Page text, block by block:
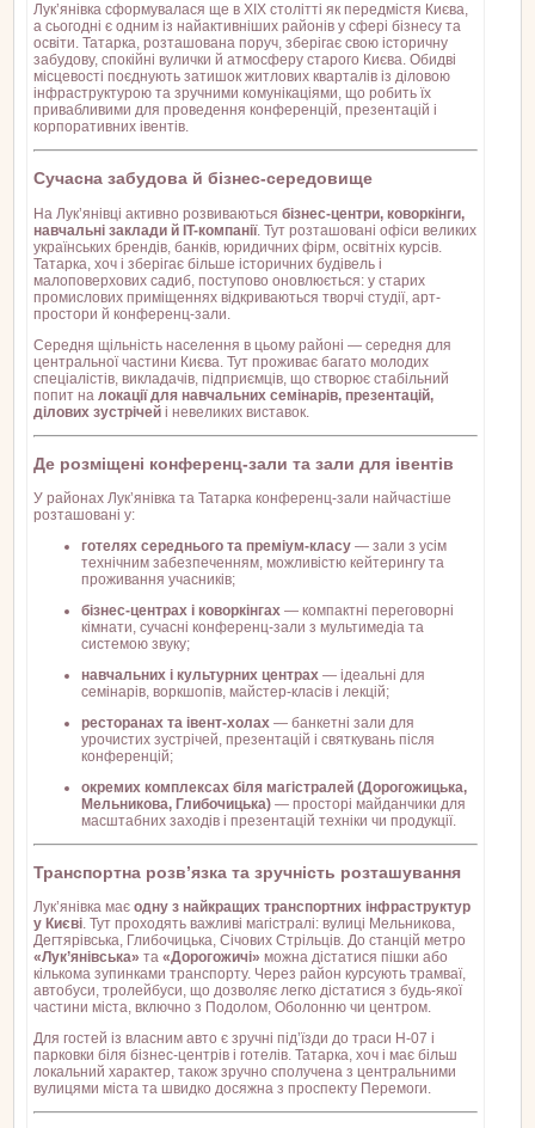
Лук’янівка сформувалася ще в XIX столітті як передмістя Києва,
а сьогодні є одним із найактивніших районів у сфері бізнесу та
освіти. Татарка, розташована поруч, зберігає свою історичну
забудову, спокійні вулички й атмосферу старого Києва. Обидві
місцевості поєднують затишок житлових кварталів із діловою
інфраструктурою та зручними комунікаціями, що робить їх
привабливими для проведення конференцій, презентацій і
корпоративних івентів.
Сучасна забудова й бізнес-середовище
На Лук’янівці активно розвиваються бізнес-центри, коворкінги,
навчальні заклади й IT-компанії. Тут розташовані офіси великих
українських брендів, банків, юридичних фірм, освітніх курсів.
Татарка, хоч і зберігає більше історичних будівель і
малоповерхових садиб, поступово оновлюється: у старих
промислових приміщеннях відкриваються творчі студії, арт-
простори й конференц-зали.
Середня щільність населення в цьому районі — середня для
центральної частини Києва. Тут проживає багато молодих
спеціалістів, викладачів, підприємців, що створює стабільний
попит на локації для навчальних семінарів, презентацій,
ділових зустрічей і невеликих виставок.
Де розміщені конференц-зали та зали для івентів
У районах Лук’янівка та Татарка конференц-зали найчастіше
розташовані у:
готелях середнього та преміум-класу — зали з усім
технічним забезпеченням, можливістю кейтерингу та
проживання учасників;
бізнес-центрах і коворкінгах — компактні переговорні
кімнати, сучасні конференц-зали з мультимедіа та
системою звуку;
навчальних і культурних центрах — ідеальні для
семінарів, воркшопів, майстер-класів і лекцій;
ресторанах та івент-холах — банкетні зали для
урочистих зустрічей, презентацій і святкувань після
конференцій;
окремих комплексах біля магістралей (Дорогожицька,
Мельникова, Глибочицька) — просторі майданчики для
масштабних заходів і презентацій техніки чи продукції.
Транспортна розв’язка та зручність розташування
Лук’янівка має одну з найкращих транспортних інфраструктур
у Києві . Тут проходять важливі магістралі: вулиці Мельникова,
Дегтярівська, Глибочицька, Січових Стрільців. До станцій метро
«Лук’янівська» та «Дорогожичі» можна дістатися пішки або
кількома зупинками транспорту. Через район курсують трамваї,
автобуси, тролейбуси, що дозволяє легко дістатися з будь-якої
частини міста, включно з Подолом, Оболонню чи центром.
Для гостей із власним авто є зручні під’їзди до траси Н-07 і
парковки біля бізнес-центрів і готелів. Татарка, хоч і має більш
локальний характер, також зручно сполучена з центральними
вулицями міста та швидко досяжна з проспекту Перемоги.